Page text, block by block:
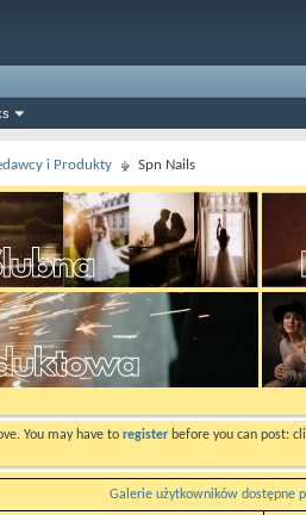
i Produkty Spn Nails
You may have to register before you can post:
Galerie użytkowników dostępne